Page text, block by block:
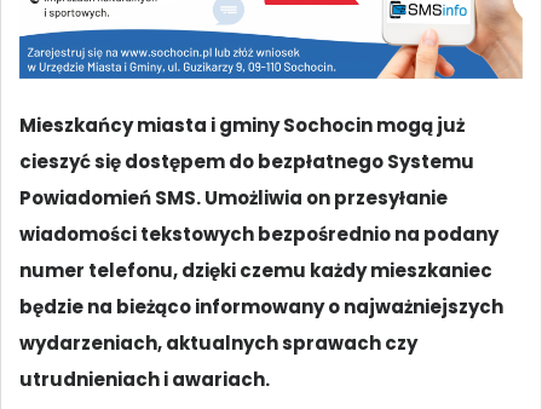
Mieszkańcy miasta i gminy Sochocin mogą już
cieszyć się dostępem do bezpłatnego Systemu
Powiadomień SMS. Umożliwia on przesyłanie
wiadomości tekstowych bezpośrednio na podany
numer telefonu, dzięki czemu każdy mieszkaniec
będzie na bieżąco informowany o najważniejszych
wydarzeniach, aktualnych sprawach czy
utrudnieniach i awariach.